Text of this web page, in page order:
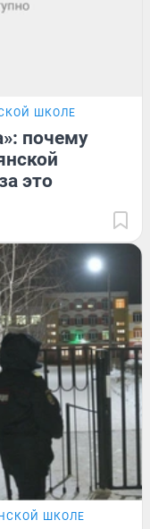
ШКОЛЕ
почему
это
ШКОЛЕ